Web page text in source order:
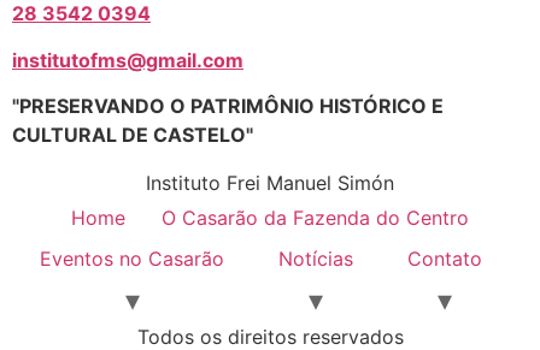
28 3542 0394
institutofms@gmail.com
"PRESERVANDO O PATRIMÔNIO HISTÓRICO E
CULTURAL DE CASTELO"
Instituto Frei Manuel Simón
Home
O Casarão da Fazenda do Centro
Eventos no Casarão
Notícias Contato
Todos os direitos reservados